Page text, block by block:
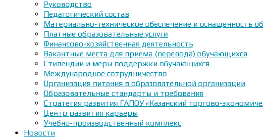
Руководство
Педагогический состав
Материально-техническое обеспечение и оснащенность
Платные образовательные услуги
Финансово-хозяйственная деятельность
Вакантные места для приема (перевода) обучающихся
Стипендии и меры поддержки обучающихся
Международное сотрудничество
Организация питания в образовательной организации
Образовательные стандарты и требования
Стратегия развития ГАПОУ «Казанский торгово-
Центр развития карьеры
Учебно-производственный комплекс
Новости